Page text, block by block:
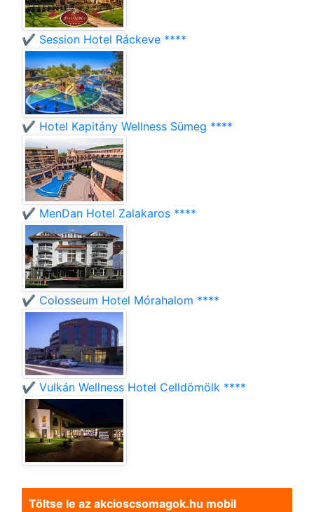
✔️ Session Hotel Ráckeve ****
✔️ Hotel Kapitány Wellness Sümeg ****
✔️ MenDan Hotel Zalakaros ****
✔️ Colosseum Hotel Mórahalom ****
✔️ Vulkán Wellness Hotel Celldömölk ****
Töltse le az akcioscsomagok.hu mobil